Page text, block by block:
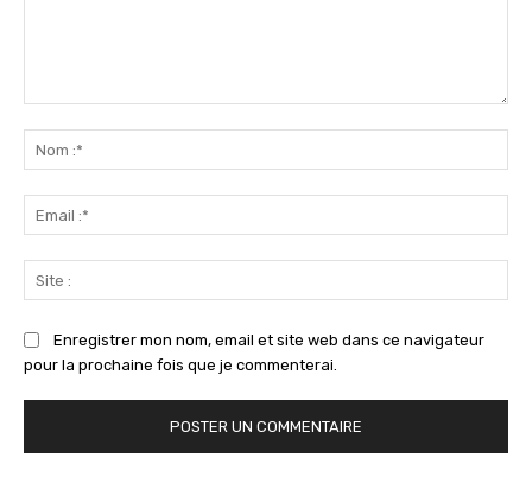
:*
:*
:
Enregistrer mon nom, email et site web dans ce navigateur
pour la prochaine fois que je commenterai.